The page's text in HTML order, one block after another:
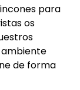
para
os
ambiente
de forma